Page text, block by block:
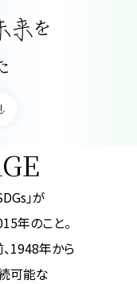
を
」が
年のこと。
1948年から
可能な